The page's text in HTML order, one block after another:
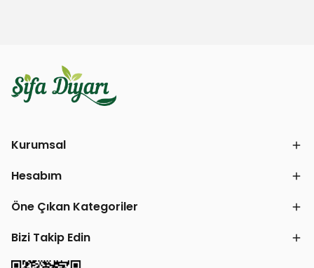
Kurumsal
Hesabım
Öne Çıkan Kategoriler
Bizi Takip Edin